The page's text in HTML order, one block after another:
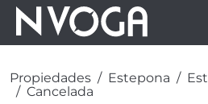
Propiedades Estepona
Cancelada